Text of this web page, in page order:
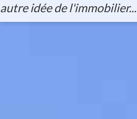
autre idée de l'immobilier...